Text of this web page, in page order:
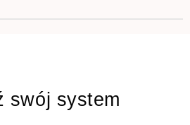
swój system